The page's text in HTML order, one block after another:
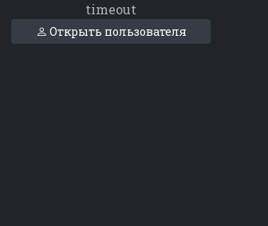
timeout
Открыть пользователя